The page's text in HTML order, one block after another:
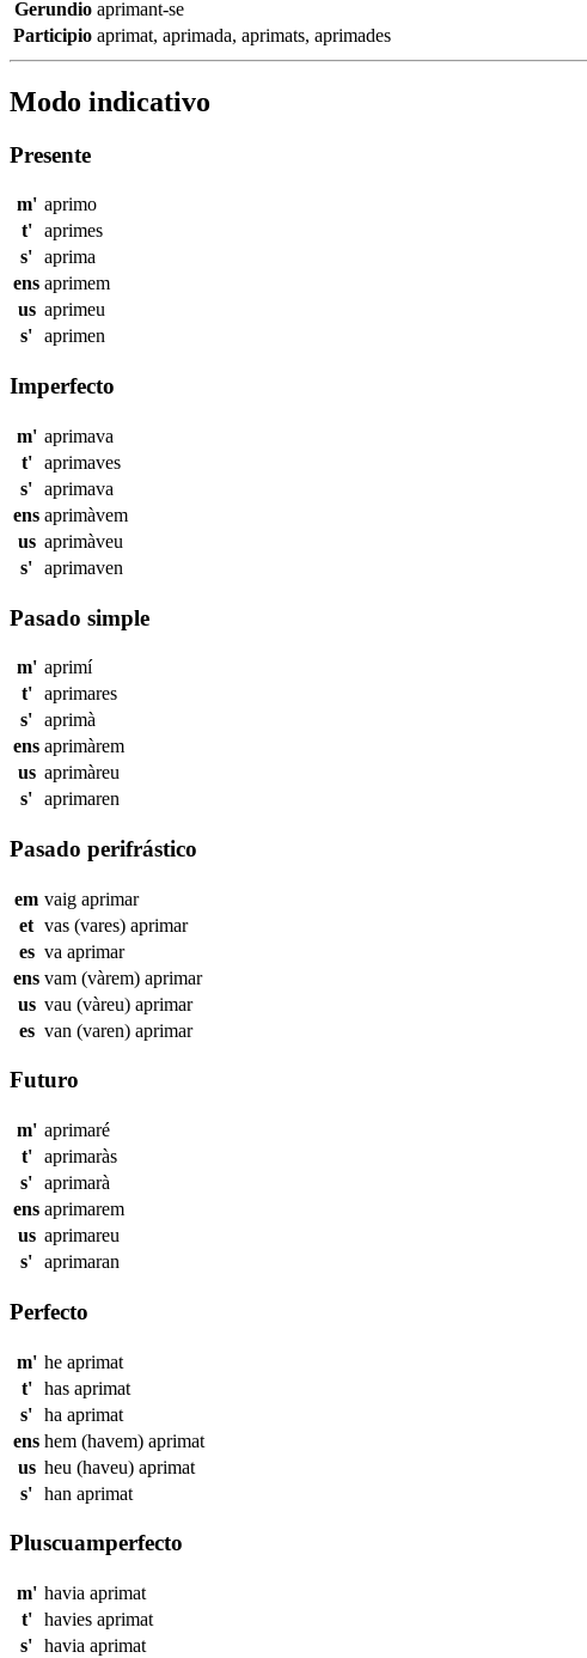
Gerundio aprimant-se
Participio aprimat, aprimada, aprimats, aprimades
Modo indicativo
Presente
m' aprimo
t'
aprimes
s' aprima
ens aprimem
us aprimeu
s' aprimen
Imperfecto
m' aprimava
t'
aprimaves
s' aprimava
ens aprimàvem
us aprimàveu
s' aprimaven
Pasado simple
m' aprimí
t'
aprimares
s' aprimà
ens aprimàrem
us aprimàreu
s' aprimaren
Pasado perifrástico
em vaig aprimar
et vas (vares) aprimar
es va aprimar
ens vam (vàrem) aprimar
us vau (vàreu) aprimar
es van (varen) aprimar
Futuro
m' aprimaré
t'
aprimaràs
s' aprimarà
ens aprimarem
us aprimareu
s' aprimaran
Perfecto
m' he aprimat
t'
has aprimat
s' ha aprimat
ens hem (havem) aprimat
us heu (haveu) aprimat
s' han aprimat
Pluscuamperfecto
m' havia aprimat
t'
havies aprimat
s' havia aprimat